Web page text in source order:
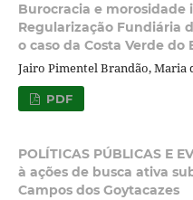
Burocracia e morosidade
Regularização Fundiária
o caso da Costa Verde do
Jairo Pimentel Brandão, Maria
PDF
POLÍTICAS PÚBLICAS E
à ações de busca ativa
Campos dos Goytacazes